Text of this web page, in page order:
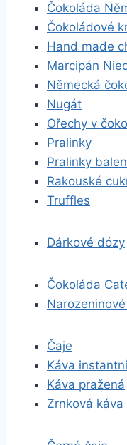
Čokoláda
Čokoládové
Hand made
Marcipán
Německá
Nugát
Ořechy v
Pralinky
Pralinky
Rakouské
Truffles
Dárkové dózy
Čokoláda
Čaje
Káva instantní
Káva pražená
Zrnková káva